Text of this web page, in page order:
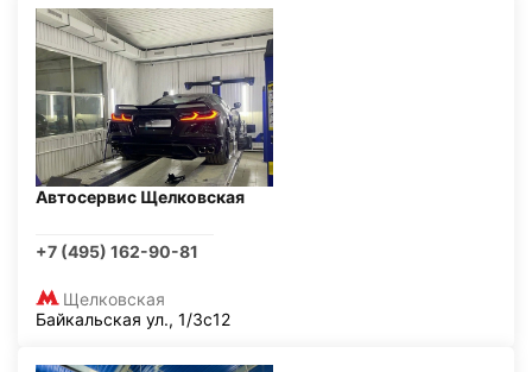
Автосервис Щелковская
+7 (495) 162-90-81
Щелковская
Байкальская ул., 1/3с12